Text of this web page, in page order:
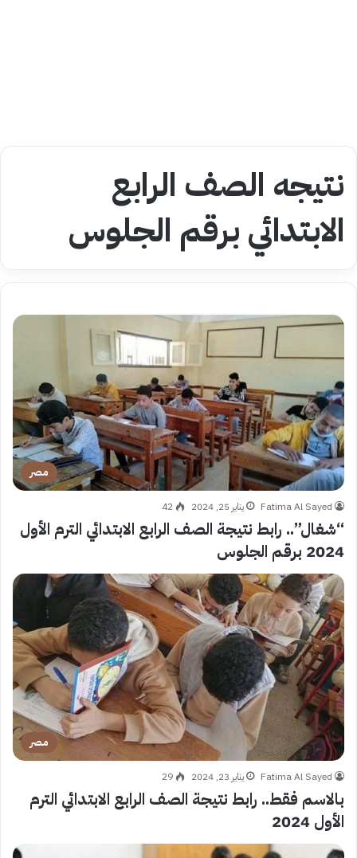
نتيجه الصف الرابع
الابتدائي برقم الجلوس
مصر
Fatima Al Sayed يناير 25, 2024 42
“شغال”.. رابط نتيجة الصف الرابع الابتدائي الترم الأول
2024 برقم الجلوس
مصر
Fatima Al Sayed يناير 23, 2024 29
بالاسم فقط.. رابط نتيجة الصف الرابع الابتدائي الترم
الأول 2024